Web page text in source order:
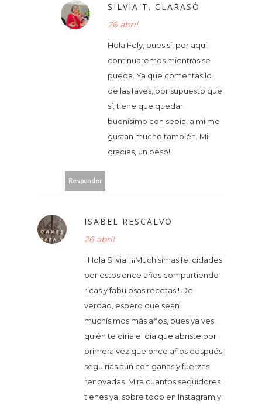
SILVIA T. CLARASÓ
26 abril
Hola Fely, pues sí, por aquí
continuaremos mientras se
pueda. Ya que comentas lo
de las faves, por supuesto que
sí, tiene que quedar
buenísimo con sepia, a mi me
gustan mucho también. Mil
gracias, un beso!
Responder
ISABEL RESCALVO
26 abril
¡¡Hola Silvia!! ¡¡Muchísimas felicidades
por estos once años compartiendo
ricas y fabulosas recetas!! De
verdad, espero que sean
muchísimos más años, pues ya ves,
quién te diría el día que abriste por
primera vez que once años después
seguirías aún con ganas y fuerzas
renovadas. Mira cuantos seguidores
tienes ya, sobre todo en Instagram y